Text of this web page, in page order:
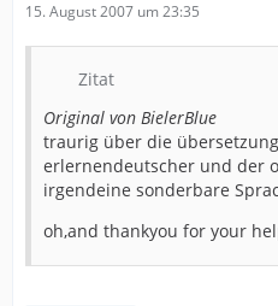
15. August 2007 um 23:35
Zitat
Original von BielerBlue
traurig über die
erlernendeutscher und der
irgendeine sonderbare
oh,and thankyou for your